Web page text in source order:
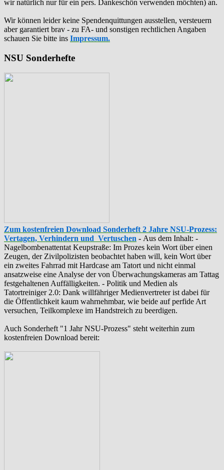
wir natürlich nur für ein pers. Dankeschön verwenden möchten) an.
Wir können leider keine Spendenquittungen ausstellen, versteuern
aber garantiert brav - zu FA- und sonstigen rechtlichen Angaben
schauen Sie bitte ins Impressum.
NSU Sonderhefte
Zum kostenfreien Download Sonderheft 2 Jahre NSU-Prozess:
Vertagen, Verhindern und Vertuschen - Aus dem Inhalt: -
‪Nagelbombenattentat‬ ‎Keupstraße‬: Im Prozes kein Wort über einen
Zeugen, der Zivilpolizisten beobachtet haben will, kein Wort über
ein zweites Fahrrad mit Hardcase am Tatort und nicht einmal
ansatzweise eine Analyse der von Überwachungskameras am Tattag
festgehaltenen Auffälligkeiten. - Politik und Medien als
‪Tatortreiniger‬ 2.0: Dank willfähriger Medienvertreter ist dabei für
die Öffentlichkeit kaum wahrnehmbar, wie beide auf perfide Art
versuchen, Teilkomplexe im Handstreich zu beerdigen.
Auch Sonderheft "1 Jahr NSU-Prozess" steht weiterhin zum
kostenfreien Download bereit: